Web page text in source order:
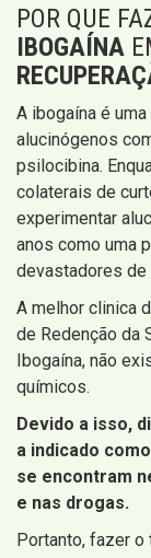
POR QUE
IBOGAÍNA
A ibogaína é
alucinógenos
psilocibina.
colaterais de
experimentar
anos como uma
devastadores de
A melhor clinica
de Redenção da
Ibogaína, não
químicos.
Devido a isso,
a indicado
se encontram
e nas drogas.
Portanto, fazer